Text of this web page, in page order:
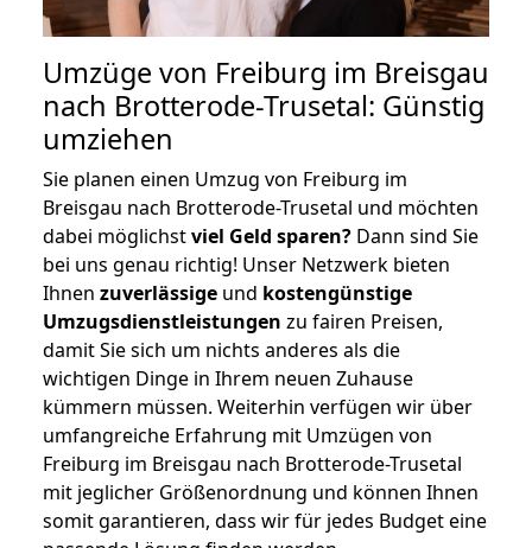
Umzüge von Freiburg im Breisgau
nach Brotterode-Trusetal: Günstig
umziehen
Sie planen einen Umzug von Freiburg im
Breisgau nach Brotterode-Trusetal und möchten
dabei möglichstviel Geld sparen? Dann sind Sie
bei uns genau richtig! Unser Netzwerk bieten
Ihnen zuverlässige und kostengünstige
Umzugsdienstleistungen zu fairen Preisen,
damit Sie sich um nichts anderes als die
wichtigen Dinge in Ihrem neuen Zuhause
kümmern müssen. Weiterhin verfügen wir über
umfangreiche Erfahrung mit Umzügen von
Freiburg im Breisgau nach Brotterode-Trusetal
mit jeglicher Größenordnung und können Ihnen
somit garantieren, dass wir für jedes Budget eine